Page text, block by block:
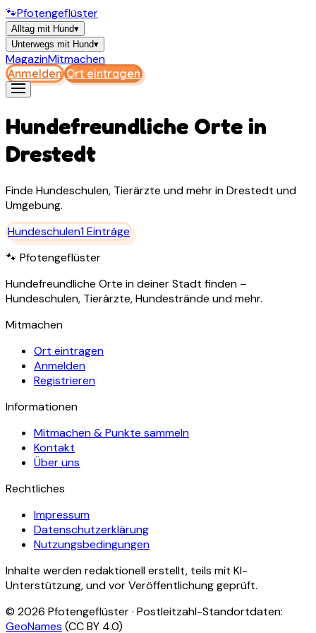
🐾Pfotengeflüster
Alltag mit Hund▾
Unterwegs mit Hund▾
MagazinMitmachen
Anmelden Ort eintragen
Hundefreundliche Orte in
Drestedt
Finde Hundeschulen, Tierärzte und mehr inDrestedt und
Umgebung.
Hundeschulen1Einträge
🐾 Pfotengeflüster
Hundefreundliche Orte in deiner Stadt finden –
Hundeschulen, Tierärzte, Hundestrände und mehr.
Mitmachen
Ort eintragen
Anmelden
Registrieren
Informationen
Mitmachen & Punkte sammeln
Kontakt
Über uns
Rechtliches
Impressum
Datenschutzerklärung
Nutzungsbedingungen
Inhalte werden redaktionell erstellt, teils mit KI-
Unterstützung, und vor Veröffentlichung geprüft.
© 2026 Pfotengeflüster · Postleitzahl-Standortdaten:
GeoNames (CC BY 4.0)